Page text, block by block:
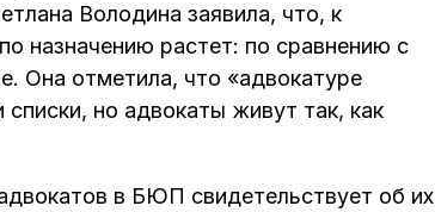
Володина заявила, что, к
назначению растет: по сравнению с
Она отметила, что «адвокатуре
но адвокаты живут так, как
в БЮП свидетельствует об их